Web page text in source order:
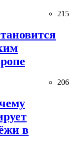
215
206
в